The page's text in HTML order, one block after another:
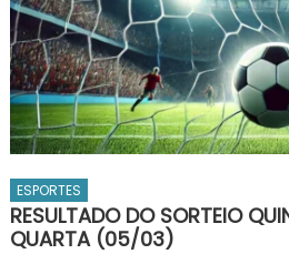
ESPORTES
RESULTADO DO SORTEIO
QUARTA (05/03)